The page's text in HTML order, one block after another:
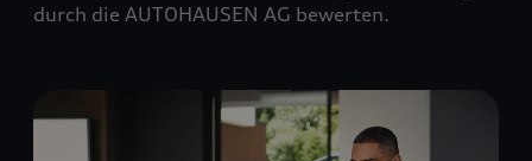
durch die AUTOHAUSEN AG bewerten.